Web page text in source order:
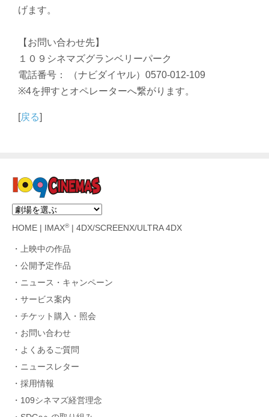
げます。
【お問い合わせ先】
１０９シネマズグランベリーパーク
電話番号： （ナビダイヤル）0570-012-109
※4を押すとオペレーターへ繋がります。
[戻る]
HOME IMAX®| 4DX/SCREENX/ULTRA 4DX
上映中の作品
公開予定作品
ニュース・キャンペーン
サービス案内
チケット購入・照会
お問い合わせ
よくあるご質問
ニュースレター
採用情報
109シネマズ経営理念